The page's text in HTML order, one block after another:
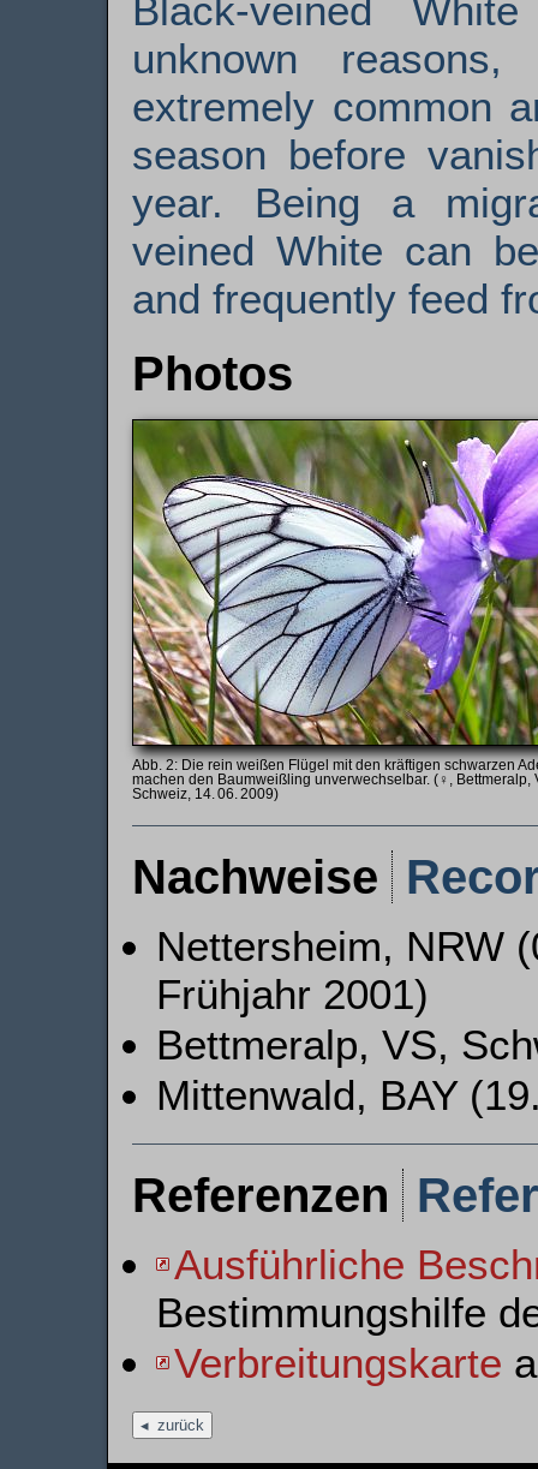
Black-veined
unknown
extremely common
season before
year. Being a
veined White can
and frequently feed
Photos
Die rein weißen Flügel mit den kräftigen schwarzen
machen den Baumweißling unverwechselbar. (♀, Bettmeralp,
Schweiz, 14. 06. 2009)
Nachweise
Nettersheim, NRW
Frühjahr 2001)
Bettmeralp, VS,
Mittenwald, BAY
Referenzen
Ausführliche
Bestimmungshilfe
Verbreitungskarte
zurück